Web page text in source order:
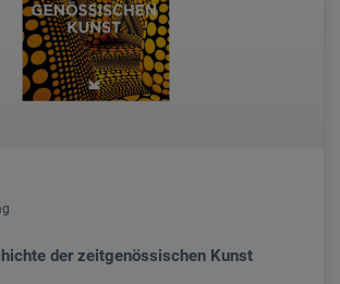
der zeitgenössischen Kunst